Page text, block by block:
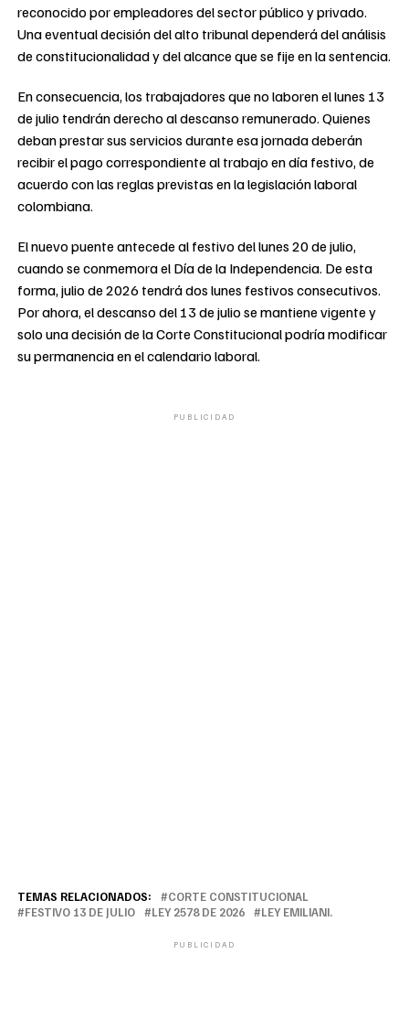
reconocido por empleadores del sector público y privado.
Una eventual decisión del alto tribunal dependerá del análisis
de constitucionalidad y del alcance que se fije en la sentencia.
En consecuencia, los trabajadores que no laboren el lunes 13
de julio tendrán derecho al descanso remunerado. Quienes
deban prestar sus servicios durante esa jornada deberán
recibir el pago correspondiente al trabajo en día festivo, de
acuerdo con las reglas previstas en la legislación laboral
colombiana.
El nuevo puente antecede al festivo del lunes 20 de julio,
cuando se conmemora el Día de la Independencia. De esta
forma, julio de 2026 tendrá dos lunes festivos consecutivos.
Por ahora, el descanso del 13 de julio se mantiene vigente y
solo una decisión de la Corte Constitucional podría modificar
su permanencia en el calendario laboral.
PUBLICIDAD
TEMAS RELACIONADOS:
CORTE CONSTITUCIONAL
FESTIVO 13 DE JULIO
LEY 2578 DE 2026 LEY EMILIANI.
PUBLICIDAD